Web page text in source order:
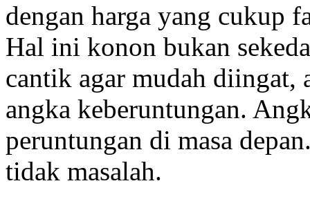
dengan harga yang cukup
Hal ini konon bukan
cantik agar mudah diingat,
angka keberuntungan.
peruntungan di masa
tidak masalah.